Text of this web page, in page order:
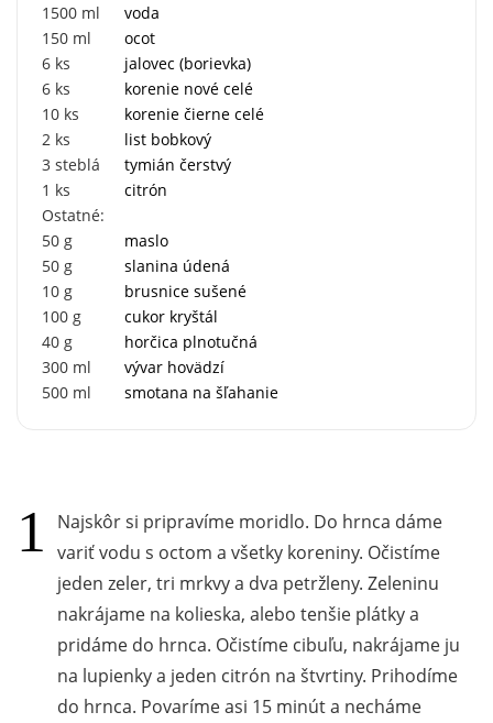
1500 ml
voda
150 ml
ocot
6 ks
jalovec (borievka)
6 ks
korenie nové celé
10 ks
korenie čierne celé
2 ks
list bobkový
3 steblá
tymián čerstvý
1 ks
citrón
Ostatné:
50 g
maslo
50 g
slanina údená
10 g
brusnice sušené
100 g
cukor kryštál
40 g
horčica plnotučná
300 ml
vývar hovädzí
500 ml smotana na šľahanie
Najskôr si pripravíme moridlo. Do hrnca dáme
variť vodu s octom a všetky koreniny. Očistíme
jeden zeler, tri mrkvy a dva petržleny. Zeleninu
nakrájame na kolieska, alebo tenšie plátky a
pridáme do hrnca. Očistíme cibuľu, nakrájame ju
na lupienky a jeden citrón na štvrtiny. Prihodíme
do hrnca. Povaríme asi 15 minút a necháme